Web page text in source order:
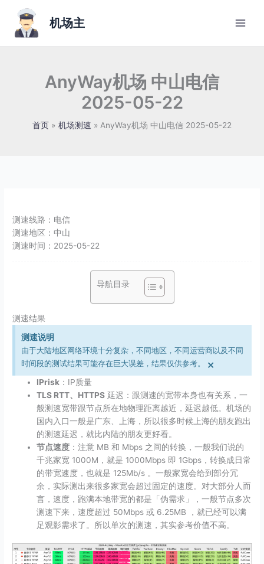
机场主
AnyWay机场 中山电信
2025-05-22
首页 机场测速 AnyWay机场 中山电信 2025-05-22
测速线路： 电信
测速地区：中山
测速时间： 2025-05-22
导航目录
测速结果
测速说明
由于大陆地区网络环境十分复杂，不同地区，不同运营商以及不同
时间段的测试结果可能存在巨大误差，结果仅供参考。
×
IPrisk ：IP质量
TLS RTT、HTTPS 延迟：跟测速的宽带本身也有关系，一
般测速宽带跟节点所在地物理距离越近，延迟越低。机场的
国内入口一般是广东、上海，所以很多时候上海的朋友跑出
的测速延迟，就比内陆的朋友更好看。
节点速度 ：注意 MB 和 Mbps 之间的转换，一般我们说的
千兆家宽 1000M，就是 1000Mbps 即 1Gbps，转换成日常
的带宽速度，也就是 125Mb/​s 。一般家宽会给到部分冗
余，实际测出来很多家宽会超过固定的速度。对大部分人而
言，速度，跑满本地带宽的都是「伪需求」，一般节点多次
测速下来，速度超过 50Mbps 或 6.25MB ，就已经可以满
足观影需求了。所以单次的测速，其实参考价值不高。